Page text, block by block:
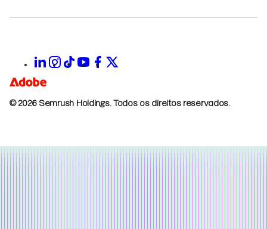
© 2026 Semrush Holdings. Todos os direitos reservados.